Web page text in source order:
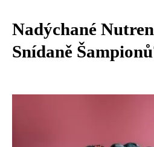
Nadýchané
Snídaně